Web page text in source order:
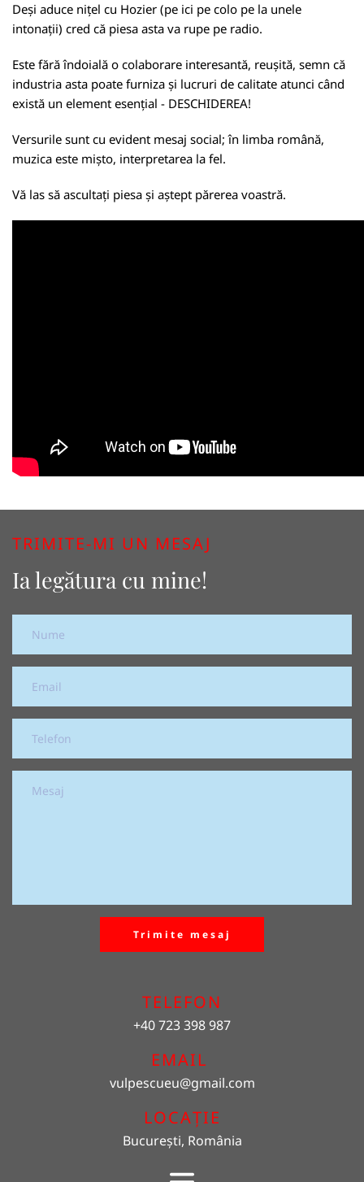
Deși aduce nițel cu Hozier (pe ici pe colo pe la unele
intonații) cred că piesa asta va rupe pe radio.
Este fără îndoială o colaborare interesantă, reușită, semn că
industria asta poate furniza și lucruri de calitate atunci când
există un element esențial - DESCHIDEREA!
Versurile sunt cu evident mesaj social; în limba română,
muzica este mișto, interpretarea la fel.
Vă las să ascultați piesa și aștept părerea voastră.
TRIMITE-MI UN MESAJ
Ia legătura cu mine!
Trimite mesaj
TELEFON
+40 723 398 987
EMAIL
vulpescueu@gmail.com
LOCAȚIE
București, România